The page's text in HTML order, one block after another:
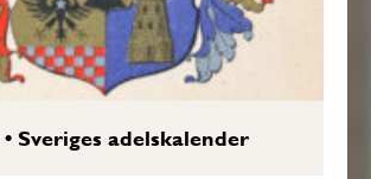
•Sveriges adelskalender